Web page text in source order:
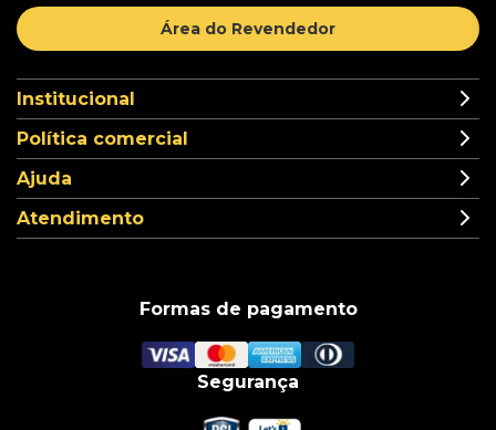
Área do Revendedor
Institucional
Política comercial
Ajuda
Atendimento
Formas de pagamento
Segurança